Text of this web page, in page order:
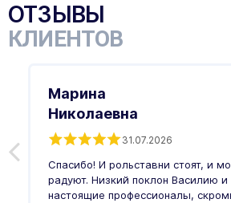
ОТЗЫВЫ
КЛИЕНТОВ
Марина
Николаевна
31.07.2026
Спасибо! И рольставни стоят, и
радуют. Низкий поклон Василию и
настоящие профессионалы,